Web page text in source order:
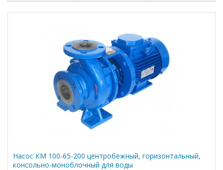
Насос КМ 100-65-200 центробежный, горизонтальный,
консольно-моноблочный для воды